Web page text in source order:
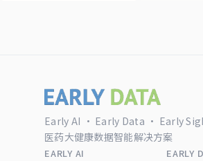
Early AI · Early Data · Early
医药大健康数据智能解决方案
EARLY AI EARLY